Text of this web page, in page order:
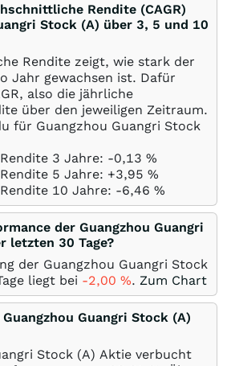
Rendite (CAGR)
Stock (A) über 3, 5 und 10
Rendite zeigt, wie stark der
Jahr gewachsen ist. Dafür
also die jährliche
über den jeweiligen Zeitraum.
für Guangzhou Guangri Stock
3 Jahre: -0,13 %
5 Jahre: +3,95 %
10 Jahre: -6,46 %
der Guangzhou Guangri
letzten 30 Tage?
der Guangzhou Guangri Stock
liegt bei -2,00 %. Zum Chart
Guangri Stock (A)
Stock (A) Aktie verbucht